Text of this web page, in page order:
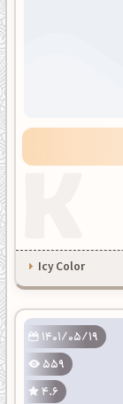
Icy Color
1401/05/19
559
4.6